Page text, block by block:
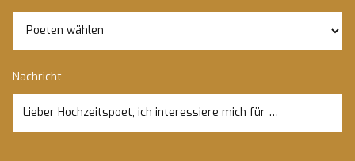
Nachricht